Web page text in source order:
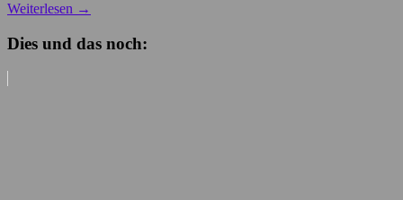
Weiterlesen →
Dies und das noch: